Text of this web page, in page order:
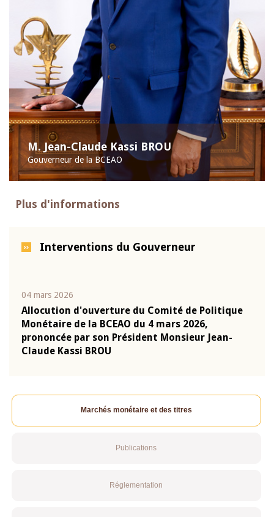
M. Jean-Claude Kassi BROU
Gouverneur de la BCEAO
Plus d'informations
Interventions du Gouverneur
04 mars 2026
Allocution d'ouverture du Comité de Politique
Monétaire de la BCEAO du 4 mars 2026,
prononcée par son Président Monsieur Jean-
Claude Kassi BROU
Marchés monétaire et des titres
Publications
Réglementation